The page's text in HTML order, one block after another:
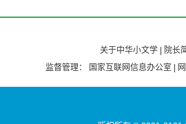
关于中华小文学 院长
监督管理：
国家互联网信息办公室 |